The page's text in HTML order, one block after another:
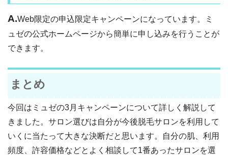
A.Web限定の申込限定キャンペーンになっています。ミ
ュゼの公式ホームページから簡単に申し込みを行うことが
できます。
まとめ
今回はミュゼの3月キャンペーンについて詳しく解説して
きました。サロン選びは自分が今後脱毛サロンを利用して
いくに当たって大きな決断だと思います。自分の肌、利用
頻度、許容価格などとよく相談して1番あったサロンを選